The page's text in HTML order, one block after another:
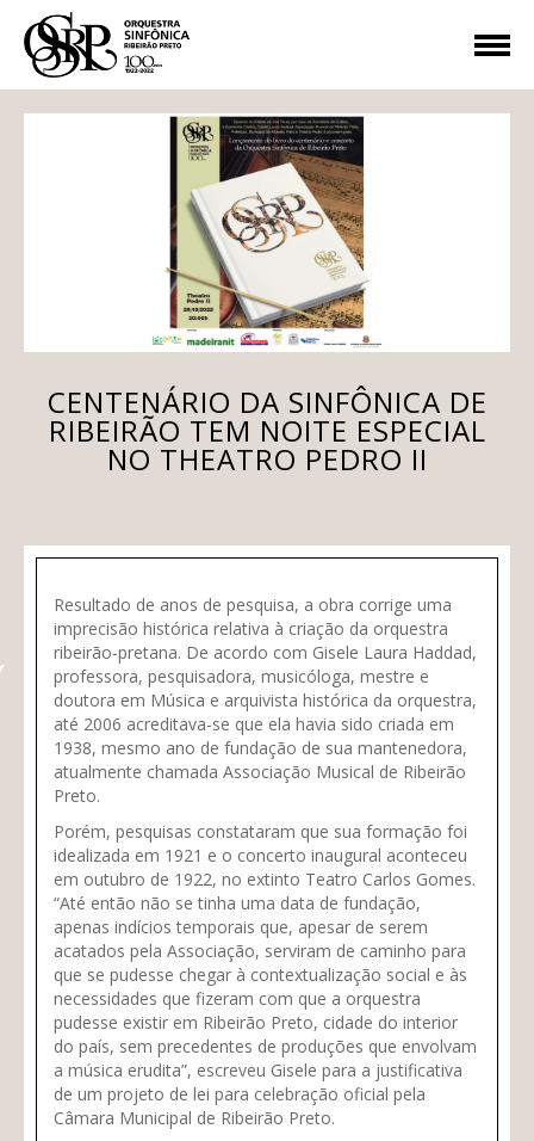
CENTENÁRIO DA SINFÔNICA DE
RIBEIRÃO TEM NOITE ESPECIAL
NO THEATRO PEDRO II
Resultado de anos de pesquisa, a obra corrige uma
imprecisão histórica relativa à criação da orquestra
ribeirão-pretana. De acordo com Gisele Laura Haddad,
professora, pesquisadora, musicóloga, mestre e
doutora em Música e arquivista histórica da orquestra,
até 2006 acreditava-se que ela havia sido criada em
1938, mesmo ano de fundação de sua mantenedora,
atualmente chamada Associação Musical de Ribeirão
Preto.
Porém, pesquisas constataram que sua formação foi
idealizada em 1921 e o concerto inaugural aconteceu
em outubro de 1922, no extinto Teatro Carlos Gomes.
“Até então não se tinha uma data de fundação,
apenas indícios temporais que, apesar de serem
acatados pela Associação, serviram de caminho para
que se pudesse chegar à contextualização social e às
necessidades que fizeram com que a orquestra
pudesse existir em Ribeirão Preto, cidade do interior
do país, sem precedentes de produções que envolvam
a música erudita”, escreveu Gisele para a justificativa
de um projeto de lei para celebração oficial pela
Câmara Municipal de Ribeirão Preto.